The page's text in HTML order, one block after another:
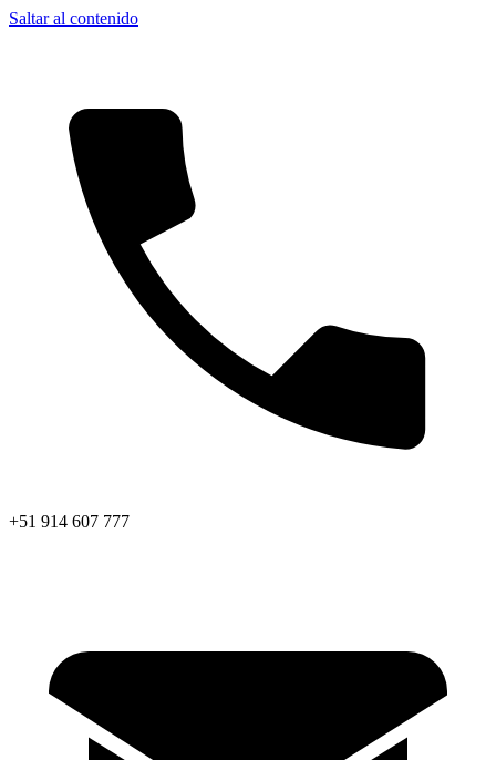
Saltar al contenido
+51 914 607 777